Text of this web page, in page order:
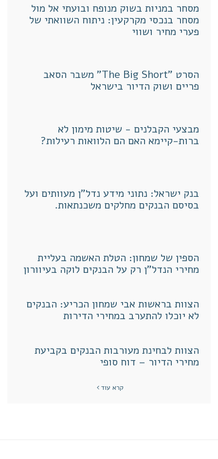
מסחר במניות בשוק מנופח ובועתי אל מול
מסחר בנכסי מקרקעין: ניתוח השוואתי של
פערי מחיר ושווי
הסרט "The Big Short" משבר הסאב
פריים ושוק הדיור בישראל
מבצעי הקבלנים - שיטות מימון לא
ברות-קיימא האם הם הלוואות רעילות?
בנק ישראל: נתוני מידע נדל"ן מעוותים ועל
בסיסם הבנקים מחלקים משכנתאות.
הספין של שמחון: הטלת האשמה בעליית
מחירי הנדל"ן רק על הבנקים לוקה בעיוורון
הצוות בראשות אבי שמחון הכריע: הבנקים
לא יוכלו להתערב במחירי הדירות
הצוות לבחינת מעורבות הבנקים בקביעת
מחירי הדיור – דוח סופי
קרא עוד